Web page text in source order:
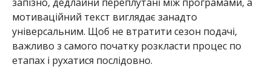
мотиваційний текст виглядає занадто
універсальним. Щоб не втратити сезон подачі,
важливо з самого початку розкласти процес по
етапах і рухатися послідовно.